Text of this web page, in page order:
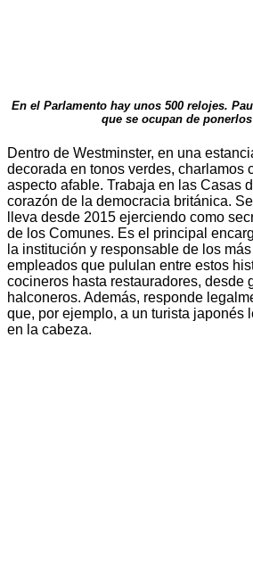
En el Parlamento hay unos 500 relojes.
que se ocupan de
Dentro de Westminster, en una
decorada en tonos verdes, charlamos
aspecto afable. Trabaja en las Casas
corazón de la democracia británica.
lleva desde 2015 ejerciendo como
de los Comunes. Es el principal
la institución y responsable de los más
empleados que pululan entre estos
cocineros hasta restauradores, desde
halconeros. Además, responde
que, por ejemplo, a un turista japonés
en la cabeza.